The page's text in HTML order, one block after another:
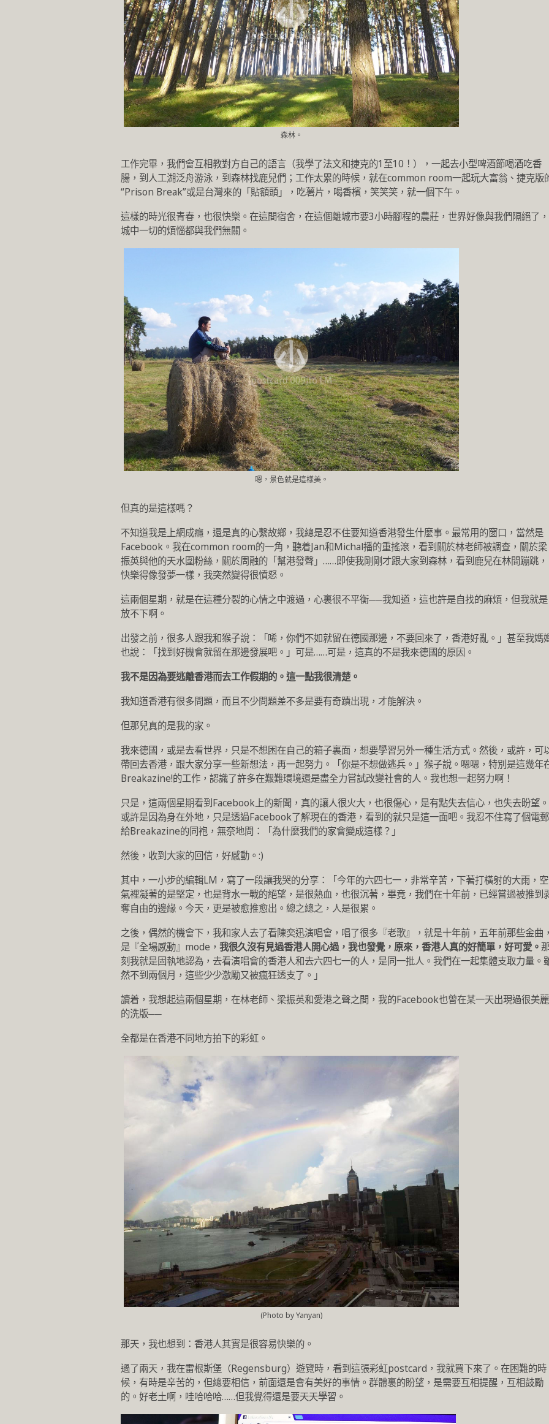
森林。
工作完畢，我們會互相教對方自己的語言（我學了法文和捷克的1至10！），一起去小型啤酒節喝酒吃香
腸，到人工湖泛舟游泳，到森林找鹿兒們；工作太累的時候，就在common room一起玩大富翁、捷克版
“Prison Break”或是台灣來的「貼額頭」，吃薯片，喝香檳，笑笑笑，就一個下午。
這樣的時光很青春，也很快樂。在這間宿舍，在這個離城市要3小時腳程的農莊，世界好像與我們隔絕了，
城中一切的煩惱都與我們無關。
嗯，景色就是這樣美。
但真的是這樣嗎？
不知道我是上網成癮，還是真的心繫故鄉，我總是忍不住要知道香港發生什麼事。最常用的窗口，當然是
Facebook。我在common room的一角，聽着Jan和Michal播的重搖滾，看到關於林老師被調查，關於梁
振英與他的天水圍粉絲，關於周融的「幫港發聲」……即使我剛剛才跟大家到森林，看到鹿兒在林間蹦跳，
快樂得像發夢一樣，我突然變得很憤怒。
這兩個星期，就是在這種分裂的心情之中渡過，心裏很不平衡──我知道，這也許是自找的麻煩，但我就是
放不下啊。
出發之前，很多人跟我和猴子說：「唏，你們不如就留在德國那邊，不要回來了，香港好亂。」甚至我媽
也說：「找到好機會就留在那邊發展吧。」可是……可是，這真的不是我來德國的原因。
我不是因為要逃離香港而去工作假期的。這一點我很清楚。
我知道香港有很多問題，而且不少問題差不多是要有奇蹟出現，才能解決。
但那兒真的是我的家。
我來德國，或是去看世界，只是不想困在自己的箱子裏面，想要學習另外一種生活方式。然後，或許，可
帶回去香港，跟大家分享一些新想法，再一起努力。「你是不想做逃兵。」猴子說。嗯嗯，特別是這幾年
Breakazine!的工作，認識了許多在艱難環境還是盡全力嘗試改變社會的人。我也想一起努力啊！
只是，這兩個星期看到Facebook上的新聞，真的讓人很火大，也很傷心，是有點失去信心，也失去盼望。
或許是因為身在外地，只是透過Facebook了解現在的香港，看到的就只是這一面吧。我忍不住寫了個電郵
給Breakazine的同袍，無奈地問：「為什麼我們的家會變成這樣？」
然後，收到大家的回信，好感動。:)
其中，一小步的編輯LM，寫了一段讓我哭的分享：「今年的六四七一，非常辛苦，下著打橫射的大雨，空
氣裡凝著的是堅定，也是背水一戰的絕望，是很熱血，也很沉著，畢竟，我們在十年前，已經嘗過被推到
奪自由的邊緣。今天，更是被愈推愈出。總之總之，人是很累。
之後，偶然的機會下，我和家人去了看陳奕迅演唱會，唱了很多『老歌』，就是十年前，五年前那些金曲
是『全場感動』mode， 我很久沒有見過香港人開心過，我也發覺，原來，香港人真的好簡單，好可愛。
刻我就是固執地認為，去看演唱會的香港人和去六四七一的人，是同一批人。我們在一起集體支取力量。
然不到兩個月，這些少少激勵又被瘋狂透支了。」
讀着，我想起這兩個星期，在林老師、梁振英和愛港之聲之間，我的Facebook也曾在某一天出現過很美麗
的洗版──
全都是在香港不同地方拍下的彩虹。
(Photo by Yanyan)
那天，我也想到：香港人其實是很容易快樂的。
過了兩天，我在雷根斯堡（Regensburg）遊覽時，看到這張彩虹postcard，我就買下來了。在困難的時
候，有時是辛苦的，但總要相信，前面還是會有美好的事情。群體裏的盼望，是需要互相提醒，互相鼓勵
的。好老土啊，哇哈哈哈……但我覺得還是要天天學習。